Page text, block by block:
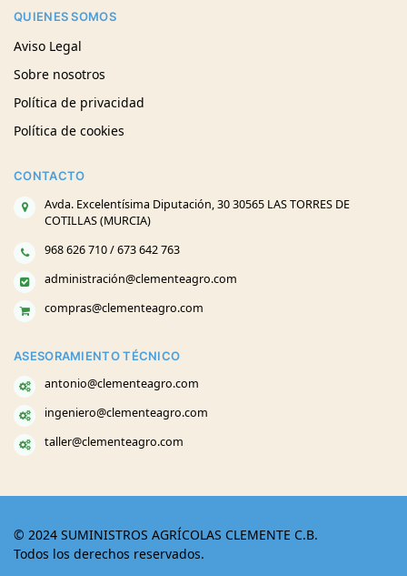
QUIENES SOMOS
Aviso Legal
Sobre nosotros
Política de privacidad
Política de cookies
CONTACTO
Avda. Excelentísima Diputación, 30 30565 LAS TORRES DE
COTILLAS (MURCIA)
968 626 710 / 673 642 763
administración@clementeagro.com
compras@clementeagro.com
ASESORAMIENTO TÉCNICO
antonio@clementeagro.com
ingeniero@clementeagro.com
taller@clementeagro.com
© 2024 SUMINISTROS AGRÍCOLAS CLEMENTE C.B.
Todos los derechos reservados.